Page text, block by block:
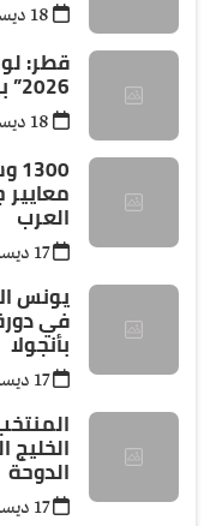
قطر:
2026” بين إسبانيا والأرجنتين
العرب
17 ديسمبر 2025
يونس
في
بأنجولا
17 ديسمبر 2025
الدوحة
17 ديسمبر 2025